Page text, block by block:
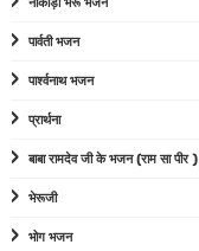
पार्वती भजन
पार्श्वनाथ भजन
प्रार्थना
बाबा रामदेव जी के भजन (राम सा पीर )
भेरूजी
भोग भजन